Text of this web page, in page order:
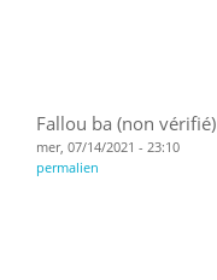
Fallou ba (non vérifié)
mer, 07/14/2021 - 23:10
permalien